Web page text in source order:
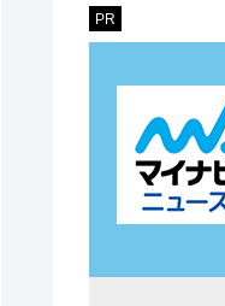
PR